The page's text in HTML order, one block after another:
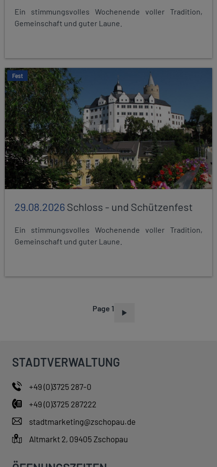
Ein stimmungsvolles Wochenende voller Tradition,
Gemeinschaft und guter Laune.
Fest
29.08.2026Schloss - und Schützenfest
Ein stimmungsvolles Wochenende voller Tradition,
Gemeinschaft und guter Laune.
Page 1
STADTVERWALTUNG
+49 (0)3725 287-0
+49 (0)3725 287222
stadtmarketing@zschopau.de
Altmarkt 2, 09405 Zschopau